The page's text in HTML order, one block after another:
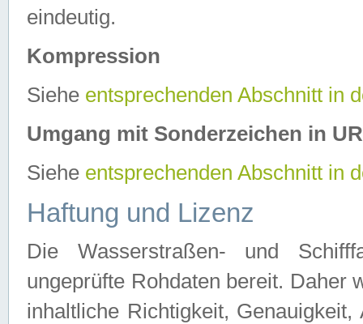
eindeutig.
Kompression
Siehe entsprechenden Abschnitt in
Umgang mit Sonderzeichen in
Siehe entsprechenden Abschnitt in
Haftung und Lizenz
Die Wasserstraßen- und
ungeprüfte Rohdaten bereit. Daher
inhaltliche Richtigkeit,